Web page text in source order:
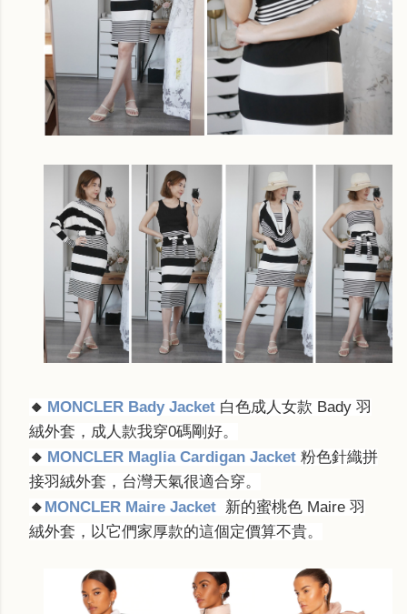
🔸 MONCLER Bady Jacket 白色成人女款 Bady 羽
絨外套，成人款我穿0碼剛好。
🔸 MONCLER Maglia Cardigan Jacket 粉色針織拼
接羽絨外套，台灣天氣很適合穿。
🔸 MONCLER Maire Jacket 新的蜜桃色 Maire 羽
絨外套，以它們家厚款的這個定價算不貴。